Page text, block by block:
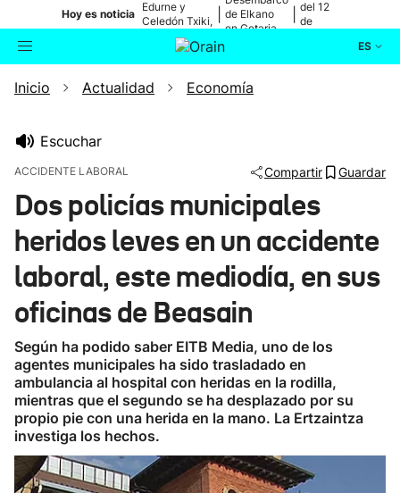
Hoy es noticia
Edurne y
Celedón Txiki,
en directo
de Elkano
en Getaria
del 12
de
ES
Buscador Actualidad
Ikusmiran
Eguraldia
Inicio Actualidad Economía
Escuchar
ACCIDENTE LABORAL Compartir Guardar
Dos policías municipales
heridos leves en un accidente
laboral, este mediodía, en sus
oficinas de Beasain
Según ha podido saber EITB Media, uno de los
agentes municipales ha sido trasladado en
ambulancia al hospital con heridas en la rodilla,
mientras que el segundo se ha desplazado por su
propio pie con una herida en la mano. La Ertzaintza
investiga los hechos.